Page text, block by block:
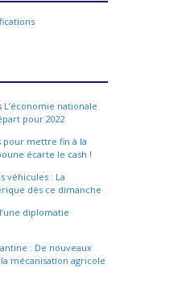
L’économie nationale
pour 2022
pour mettre fin à la
écarte le cash !
véhicules : La
dès ce dimanche
diplomatie
: De nouveaux
mécanisation agricole